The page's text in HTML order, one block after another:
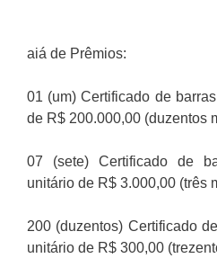
aiá de Prêmios:
01 (um) Certificado de
de R$ 200.000,00 (duzentos
07 (sete) Certificado de
unitário de R$ 3.000,00 (três
200 (duzentos) Certificado
unitário de R$ 300,00